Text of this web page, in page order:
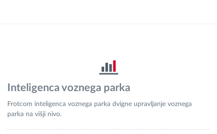
Inteligenca voznega parka
Frotcom inteligenca voznega parka dvigne upravljanje voznega
parka na višji nivo.